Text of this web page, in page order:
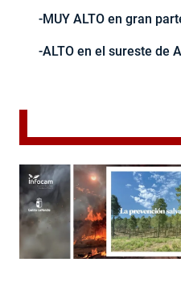
-MUY ALTO en gran
-ALTO en el sureste de